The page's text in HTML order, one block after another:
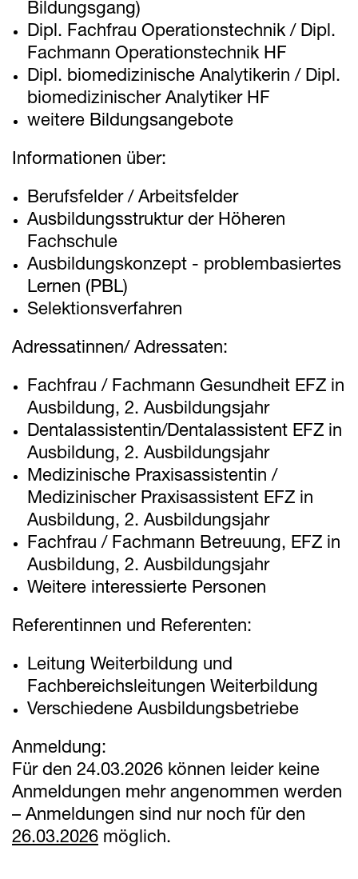
Bildungsgang)
Dipl. Fachfrau Operationstechnik / Dipl.
Fachmann Operationstechnik HF
Dipl. biomedizinische Analytikerin / Dipl.
biomedizinischer Analytiker HF
weitere Bildungsangebote
Informationen über:
Berufsfelder / Arbeitsfelder
Ausbildungsstruktur der Höheren
Fachschule
Ausbildungskonzept - problembasiertes
Lernen (PBL)
Selektionsverfahren
Adressatinnen/ Adressaten:
Fachfrau / Fachmann Gesundheit EFZ in
Ausbildung, 2. Ausbildungsjahr
Dentalassistentin/Dentalassistent EFZ in
Ausbildung, 2. Ausbildungsjahr
Medizinische Praxisassistentin /
Medizinischer Praxisassistent EFZ in
Ausbildung, 2. Ausbildungsjahr
Fachfrau / Fachmann Betreuung, EFZ in
Ausbildung, 2. Ausbildungsjahr
Weitere interessierte Personen
Referentinnen und Referenten:
Leitung Weiterbildung und
Fachbereichsleitungen Weiterbildung
Verschiedene Ausbildungsbetriebe
Anmeldung:
Für den 24.03.2026 können leider keine
Anmeldungen mehr angenommen werden
– Anmeldungen sind nur noch für den
26.03.2026 möglich.
Kontakt
Downloads